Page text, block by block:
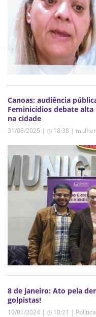
Canoas: audiência
Feminicídios debate
na cidade
31/08/2025 | ◷ 18:38 |
8 de janeiro: Ato pela
golpistas!
10/01/2024 | ◷ 10:21 | Política